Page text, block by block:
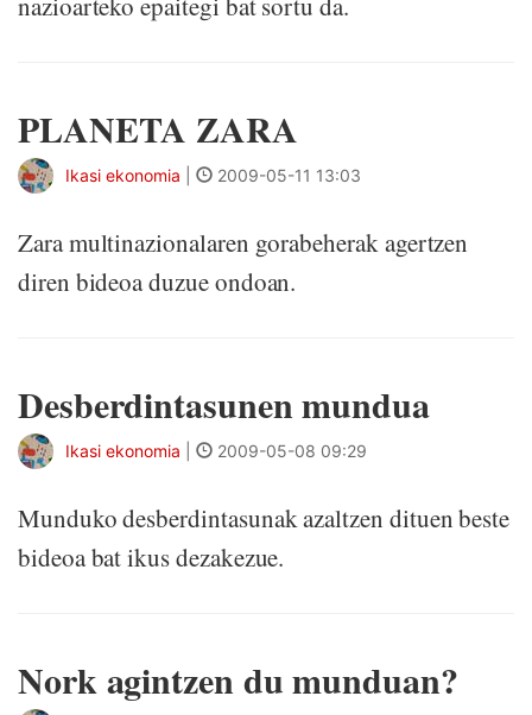
PLANETA ZARA
Ikasi ekonomia 2009-05-11 13:03
Zara multinazionalaren gorabeherak agertzen
diren bideoa duzue ondoan.
Desberdintasunen mundua
Ikasi ekonomia 2009-05-08 09:29
Munduko desberdintasunak azaltzen dituen beste
bideoa bat ikus dezakezue.
Nork agintzen du munduan?